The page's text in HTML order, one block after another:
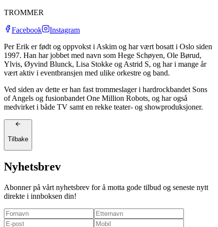
TROMMER
Facebook
Instagram
Per Erik er født og oppvokst i Askim og har vært bosatt i Oslo siden
1997. Han har jobbet med navn som Hege Schøyen, Ole Børud,
Ylvis, Øyvind Blunck, Lisa Stokke og Astrid S, og har i mange år
vært aktiv i eventbransjen med ulike orkestre og band.
Ved siden av dette er han fast trommeslager i hardrockbandet Sons
of Angels og fusionbandet One Million Robots, og har også
medvirket i både TV samt en rekke teater- og showproduksjoner.
Tilbake
Nyhetsbrev
Abonner på vårt nyhetsbrev for å motta gode tilbud og seneste nytt
direkte i innboksen din!